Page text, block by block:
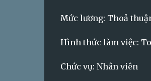
Mức lương: Thoả
Hình thức làm việc:
Chức vụ: Nhân viên